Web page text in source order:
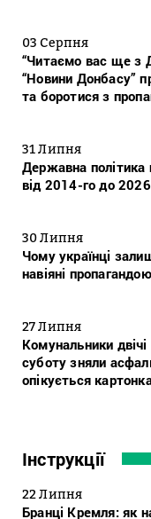
03 Серпня
“Читаємо вас ще з
“Новини Донбасу”
та боротися з
31 Липня
Державна політика
від 2014-го до
30 Липня
Чому українці
навіяні
27 Липня
Комунальники
суботу зняли
опікується
Інструкції
22 Липня
Бранці Кремля: як